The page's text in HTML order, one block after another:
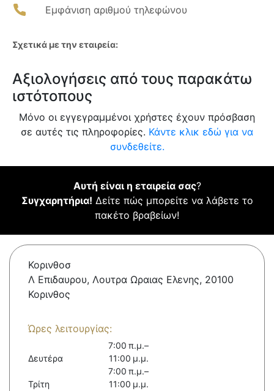
Εμφάνιση αριθμού τηλεφώνου
Σχετικά με την εταιρεία:
Αξιολογήσεις από τους παρακάτω
ιστότοπους
Μόνο οι εγγεγραμμένοι χρήστες έχουν πρόσβαση
σε αυτές τις πληροφορίες. Κάντε κλικ εδώ για να
συνδεθείτε.
Αυτή είναι η εταιρεία σας?
Συγχαρητήρια! Δείτε πώς μπορείτε να λάβετε το
πακέτο βραβείων!
Κορινθοσ
Λ Επιδαυρου, Λουτρα Ωραιας Ελενης, 20100
Κορινθος
Ώρες λειτουργίας:
Δευτέρα
7:00 π.μ.–
11:00 μ.μ.
Τρίτη
7:00 π.μ.–
11:00 μ.μ.